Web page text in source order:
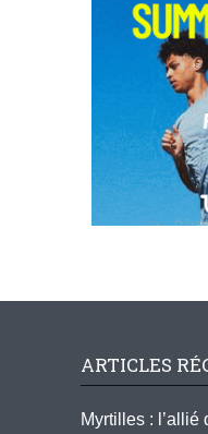
ARTICLES
Myrtilles : l’allié